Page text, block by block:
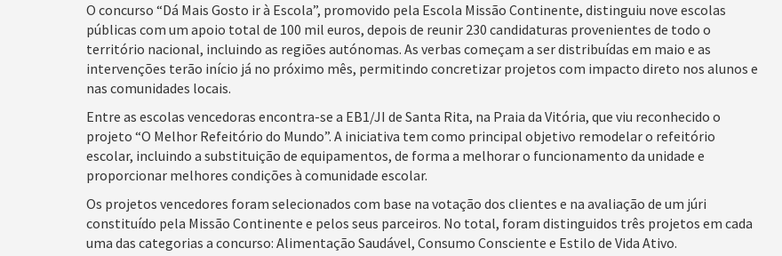
O concurso “Dá Mais Gosto ir à Escola”, promovido pela Escola Missão Continente, distinguiu nove escolas
públicas com um apoio total de 100 mil euros, depois de reunir 230 candidaturas provenientes de todo o
território nacional, incluindo as regiões autónomas. As verbas começam a ser distribuídas em maio e as
intervenções terão início já no próximo mês, permitindo concretizar projetos com impacto direto nos alunos e
nas comunidades locais.
Entre as escolas vencedoras encontra-se a EB1/JI de Santa Rita, na Praia da Vitória, que viu reconhecido o
projeto “O Melhor Refeitório do Mundo”. A iniciativa tem como principal objetivo remodelar o refeitório
escolar, incluindo a substituição de equipamentos, de forma a melhorar o funcionamento da unidade e
proporcionar melhores condições à comunidade escolar.
Os projetos vencedores foram selecionados com base na votação dos clientes e na avaliação de um júri
constituído pela Missão Continente e pelos seus parceiros. No total, foram distinguidos três projetos em cada
uma das categorias a concurso: Alimentação Saudável, Consumo Consciente e Estilo de Vida Ativo.